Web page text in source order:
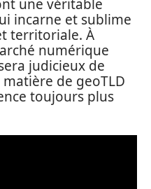
une véritable
incarne et sublime
territoriale. À
numérique
judicieux de
de geoTLD
toujours plus